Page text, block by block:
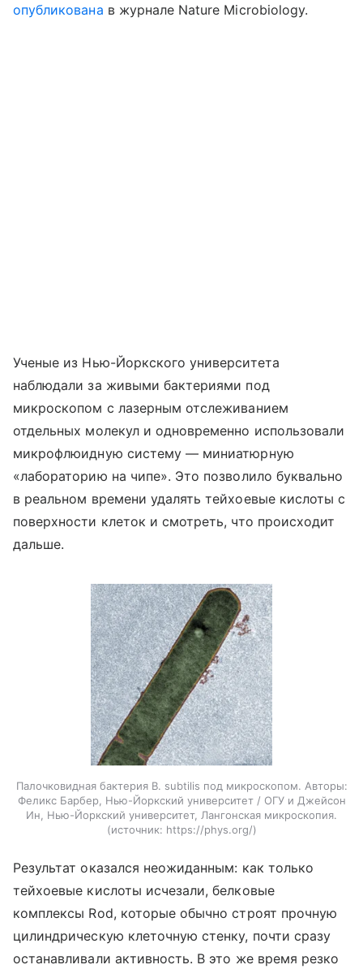
опубликована в журнале Nature Microbiology.
Ученые из Нью-Йоркского университета
наблюдали за живыми бактериями под
микроскопом с лазерным отслеживанием
отдельных молекул и одновременно использовали
микрофлюидную систему — миниатюрную
«лабораторию на чипе». Это позволило буквально
в реальном времени удалять тейхоевые кислоты с
поверхности клеток и смотреть, что происходит
дальше.
Палочковидная бактерия B. subtilis под микроскопом. Авторы:
Феликс Барбер, Нью-Йоркский университет / ОГУ и Джейсон
Ин, Нью-Йоркский университет, Лангонская микроскопия.
источник: https://phys.org/
Результат оказался неожиданным: как только
тейхоевые кислоты исчезали, белковые
комплексы Rod, которые обычно строят прочную
цилиндрическую клеточную стенку, почти сразу
останавливали активность. В это же время резко